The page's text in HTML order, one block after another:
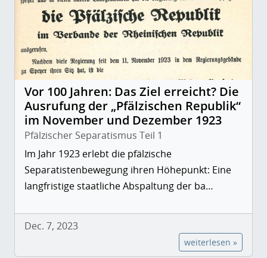
Vor 100 Jahren: Das Ziel erreicht? Die
Ausrufung der „Pfälzischen Republik“
im November und Dezember 1923
Pfälzischer Separatismus Teil 1
Im Jahr 1923 erlebt die pfälzische
Separatistenbewegung ihren Höhepunkt: Eine
langfristige staatliche Abspaltung der ba…
Dec. 7, 2023
weiterlesen »